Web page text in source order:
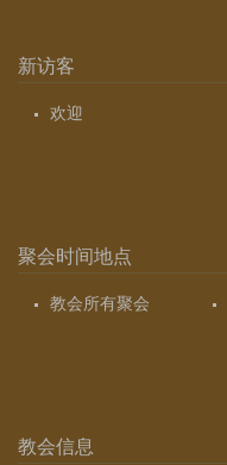
新访客
欢迎
聚会时间地点
教会所有聚会
教会信息